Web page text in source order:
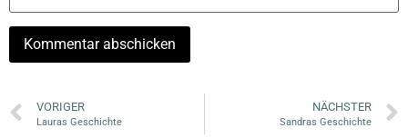
VORIGER
Lauras Geschichte
NÄCHSTER
Sandras Geschichte